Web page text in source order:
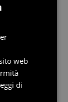
e
web
di